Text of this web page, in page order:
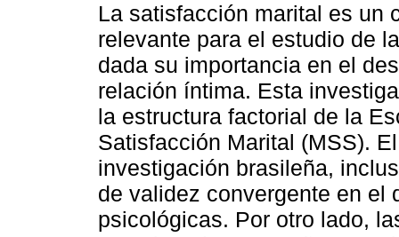
La satisfacción marital es un
relevante para el estudio de
dada su importancia en el
relación íntima. Esta
la estructura factorial de la
Satisfacción Marital (MSS).
investigación brasileña,
de validez convergente en el
psicológicas. Por otro lado,